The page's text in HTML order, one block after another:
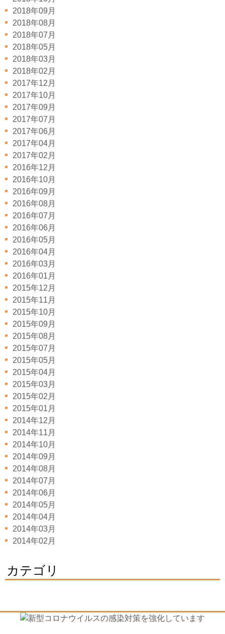
2018年09月
2018年08月
2018年07月
2018年05月
2018年03月
2018年02月
2017年12月
2017年10月
2017年09月
2017年07月
2017年06月
2017年04月
2017年02月
2016年12月
2016年10月
2016年09月
2016年08月
2016年07月
2016年06月
2016年05月
2016年04月
2016年03月
2016年01月
2015年12月
2015年11月
2015年10月
2015年09月
2015年08月
2015年07月
2015年05月
2015年04月
2015年03月
2015年02月
2015年01月
2014年12月
2014年11月
2014年10月
2014年09月
2014年08月
2014年07月
2014年06月
2014年05月
2014年04月
2014年03月
2014年02月
カテゴリ